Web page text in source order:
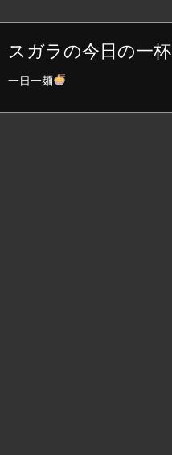
スガラの今日の一杯
一日一麺